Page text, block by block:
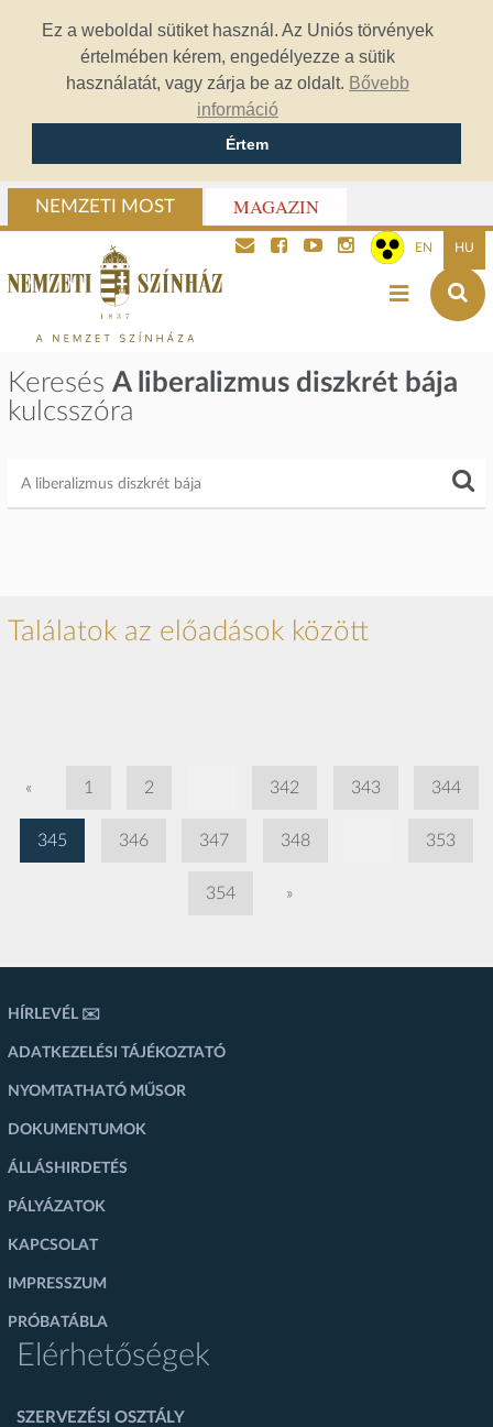
Ez a weboldal sütiket használ. Az Uniós törvények
értelmében kérem, engedélyezze a sütik
használatát, vagy zárja be az oldalt. Bővebb
információ
Értem
NEMZETI MOST MAGAZIN
EN HU
Keresés A liberalizmus diszkrét bája
kulcsszóra
Találatok az előadások között
« 1 2 342 343 344
345 346 347 348 353
354 »
HÍRLEVÉL ✉️
ADATKEZELÉSI TÁJÉKOZTATÓ
NYOMTATHATÓ MŰSOR
DOKUMENTUMOK
ÁLLÁSHIRDETÉS
PÁLYÁZATOK
KAPCSOLAT
IMPRESSZUM
PRÓBATÁBLA
Elérhetőségek
SZERVEZÉSI OSZTÁLY